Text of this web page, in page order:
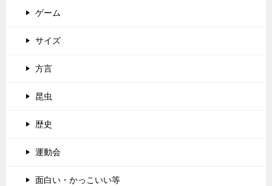
ゲーム
サイズ
方言
昆虫
歴史
運動会
面白い・かっこいい等